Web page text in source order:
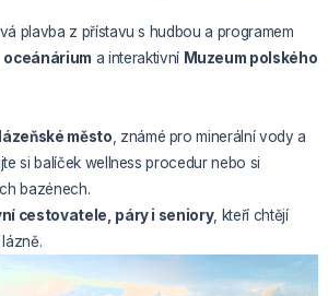
plavba z přístavu s hudbou a programem
oceánárium a interaktivní Muzeum polského
město, známé pro minerální vody a
si balíček wellness procedur nebo si
bazénech.
cestovatele, páry i seniory, kteří chtějí